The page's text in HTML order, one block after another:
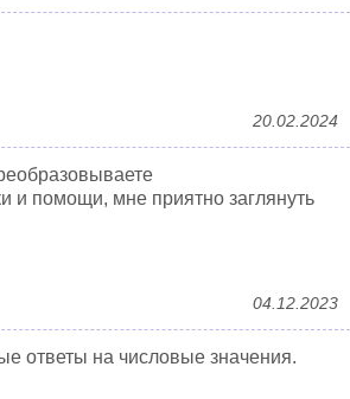
20.02.2024
и помощи, мне приятно заглянуть
04.12.2023
ответы на числовые значения.